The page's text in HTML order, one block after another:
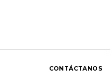
CONTÁCTANOS